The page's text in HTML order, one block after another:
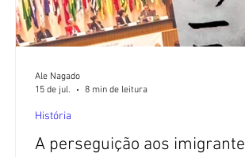
A perseguição aos imigrantes
História
Ale Nagado
15 de jul.
8 min de leitura